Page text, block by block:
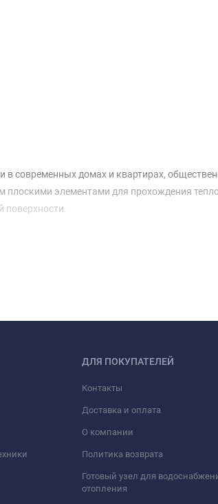
современных домах и квартирах,
элементами для прохождения
ДЛЯ ПОКУПАТЕЛЕЙ
Контакты
Доставка и оплата
О компании
Политика возврата
Готовый узел для
отопления